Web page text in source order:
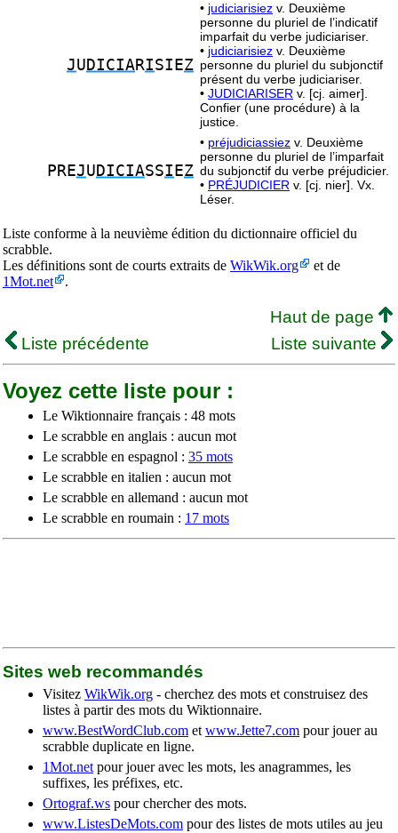
JU DICIARISIEZ
• judiciarisiez v. Deuxième
personne du pluriel de l’indicatif
imparfait du verbe judiciariser.
• judiciarisiez v. Deuxième
personne du pluriel du subjonctif
présent du verbe judiciariser.
• JUDICIARISER v. [cj. aimer].
Confier (une procédure) à la
justice.
PREJU DICIASSI EZ
• préjudiciassiez v. Deuxième
personne du pluriel de l’imparfait
du subjonctif du verbe préjudicier.
• PRÉJUDICIER v. [cj. nier]. Vx.
Léser.
Liste conforme à la neuvième édition du dictionnaire officiel du
scrabble.
Les définitions sont de courts extraits de WikWik.org
et de
1Mot.net
.
Haut de page
Liste précédente
Liste suivante
Voyez cette liste pour :
Le Wiktionnaire français : 48 mots
Le scrabble en anglais : aucun mot
Le scrabble en espagnol : 35 mots
Le scrabble en italien : aucun mot
Le scrabble en allemand : aucun mot
Le scrabble en roumain : 17 mots
Sites web recommandés
Visitez WikWik.org - cherchez des mots et construisez des
listes à partir des mots du Wiktionnaire.
www.BestWordClub.com et www.Jette7.com pour jouer au
scrabble duplicate en ligne.
1Mot.net pour jouer avec les mots, les anagrammes, les
suffixes, les préfixes, etc.
Ortograf.ws pour chercher des mots.
www.ListesDeMots.com pour des listes de mots utiles au jeu